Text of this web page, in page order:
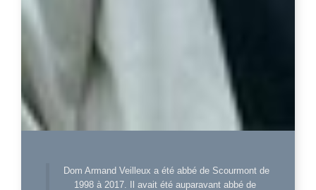
Dom Armand Veilleux a été abbé de Scourmont de
1998 à 2017. Il avait été auparavant abbé de